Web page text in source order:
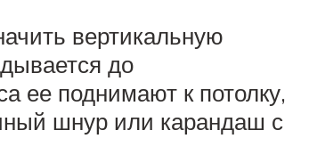
вертикальную
до
ее поднимают к потолку,
шнур или карандаш с